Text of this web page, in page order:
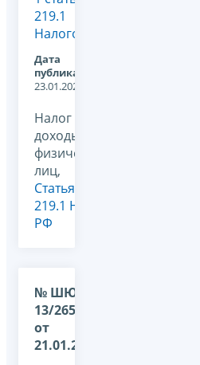
219.1
Налогов...
Дата
публикации:
23.01.2026
Налог на
доходы
физических
лиц,
Статья
219.1 НК
РФ
№ ШЮ-36-
13/265@
от
21.01.2026